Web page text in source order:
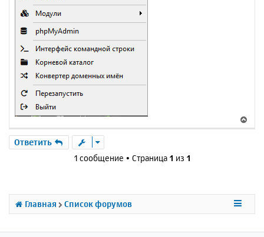
е
с
н
Ответить
1 сообщение • Страница 1 из 1
Главная Список форумов